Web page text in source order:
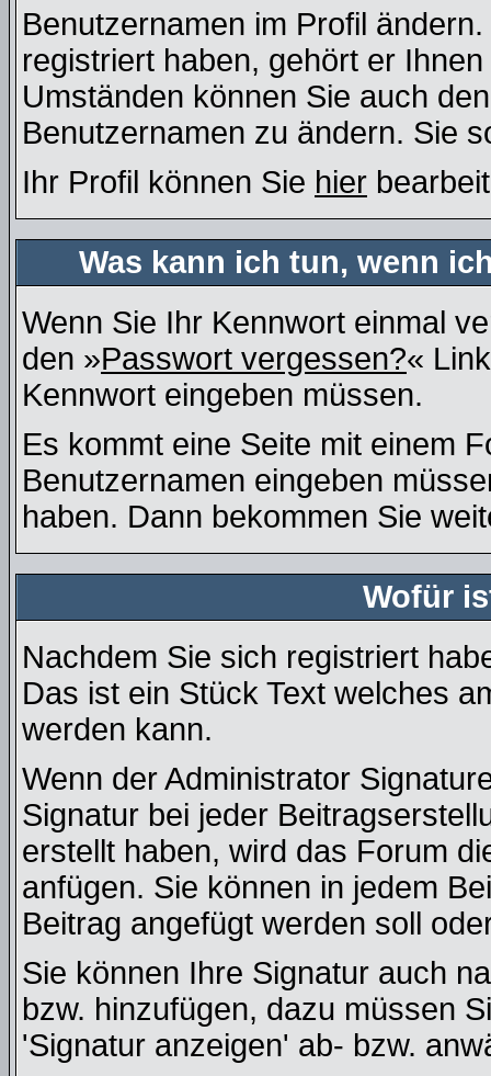
Benutzernamen im Profil
registriert haben, gehört er
Umständen können Sie auch
Benutzernamen zu ändern. Sie
Ihr Profil können Sie hier
Was kann ich tun, wenn
Wenn Sie Ihr Kennwort einmal
den »Passwort vergessen?«
Kennwort eingeben müssen.
Es kommt eine Seite mit einem
Benutzernamen eingeben
haben. Dann bekommen Sie
Wofür
Nachdem Sie sich registriert
Das ist ein Stück Text welches
werden kann.
Wenn der Administrator
Signatur bei jeder
erstellt haben, wird das Forum
anfügen. Sie können in jedem
Beitrag angefügt werden soll
Sie können Ihre Signatur auch
bzw. hinzufügen, dazu müssen
'Signatur anzeigen' ab- bzw.